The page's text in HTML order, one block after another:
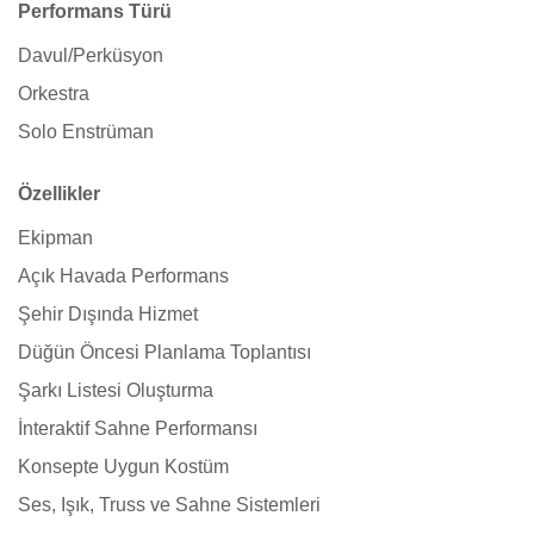
Performans Türü
Davul/Perküsyon
Orkestra
Solo Enstrüman
Özellikler
Ekipman
Açık Havada Performans
Şehir Dışında Hizmet
Düğün Öncesi Planlama Toplantısı
Şarkı Listesi Oluşturma
İnteraktif Sahne Performansı
Konsepte Uygun Kostüm
Ses, Işık, Truss ve Sahne Sistemleri